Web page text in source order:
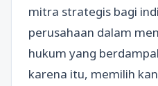
mitra strategis bagi
perusahaan dalam
hukum yang
karena itu, memilih